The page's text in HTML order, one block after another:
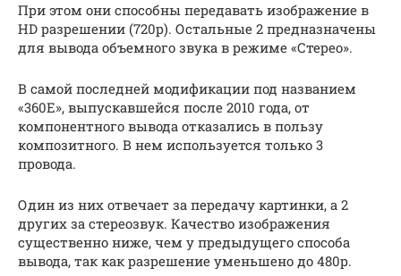
При этом они способны передавать изображение в
HD разрешении (720p). Остальные 2 предназначены
для вывода объемного звука в режиме «Стерео».
В самой последней модификации под названием
«360Е», выпускавшейся после 2010 года, от
компонентного вывода отказались в пользу
композитного. В нем используется только 3
провода.
Один из них отвечает за передачу картинки, а 2
других за стереозвук. Качество изображения
существенно ниже, чем у предыдущего способа
вывода, так как разрешение уменьшено до 480p.